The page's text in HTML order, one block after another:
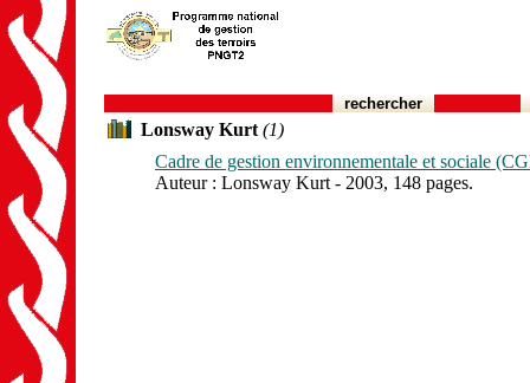
rechercher
Lonsway Kurt (1)
Cadre de gestion environnementale et sociale
Auteur : Lonsway Kurt - 2003, 148 pages.